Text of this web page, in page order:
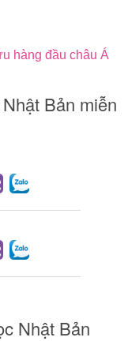
hàng đầu châu Á
Bản miễn
Nhật Bản